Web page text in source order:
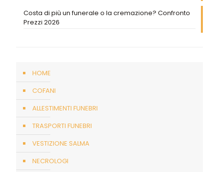
Costa di più un funerale o la cremazione? Confronto
Prezzi 2026
HOME
COFANI
ALLESTIMENTI FUNEBRI
TRASPORTI FUNEBRI
VESTIZIONE SALMA
NECROLOGI